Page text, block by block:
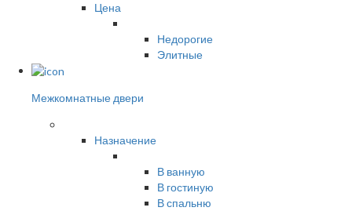
Цена
Недорогие
Элитные
Межкомнатные двери
Назначение
В ванную
В гостиную
В спальню